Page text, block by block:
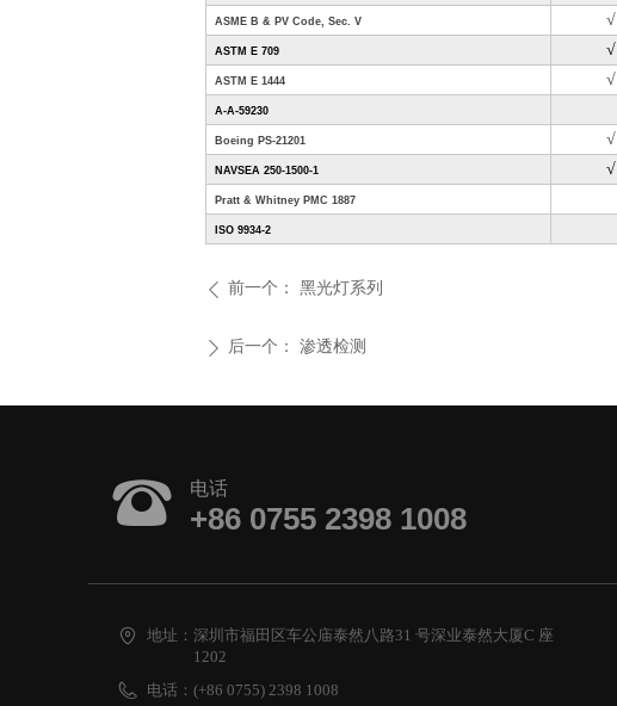
ASME B & PV Code, Sec. V √
ASTM E 709 √
ASTM E 1444 √
A-A-59230
Boeing PS-21201 √
NAVSEA 250-1500-1 √
Pratt & Whitney PMC 1887
ISO 9934-2
ꄴ 前一个： 黑光灯系列
ꄲ 后一个： 渗透检测
뀰 电话
+86 0755 2398 1008
地址： 深圳市福田区车公庙泰然八路31 号深业泰然大厦C 座
1202
电话： (+86 0755) 2398 1008